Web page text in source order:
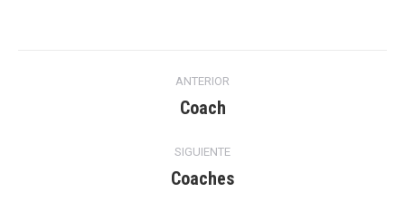
ANTERIOR
Entrada
Coach
SIGUIENTE
Entrada
Coaches